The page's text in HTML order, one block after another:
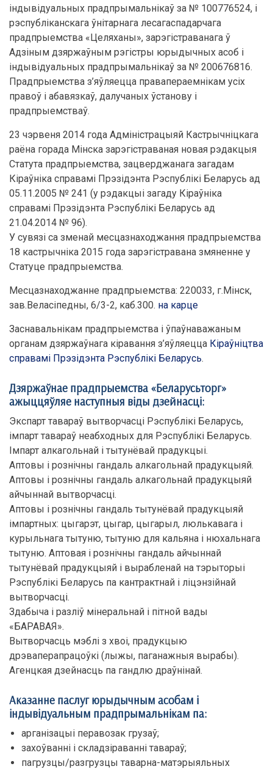
індывідуальных прадпрымальнікаў за № 100776524, і
рэспубліканскага ўнітарнага лесагаспадарчага
прадпрыемства «Целяханы», зарэгістраванага ў
Адзіным дзяржаўным рэгістры юрыдычных асоб і
індывідуальных прадпрымальнікаў за № 200676816.
Прадпрыемства з’яўляецца правапераемнікам усіх
правоў і абавязкаў, далучаных ўстанову і
прадпрыемстваў.
23 чэрвеня 2014 года Адміністрацыяй Кастрычніцкага
раёна горада Мінска зарэгістраваная новая рэдакцыя
Статута прадпрыемства, зацверджанага загадам
Кіраўніка справамі Прэзідэнта Рэспублікі Беларусь ад
05.11.2005 № 241 (у рэдакцыі загаду Кіраўніка
справамі Прэзідэнта Рэспублікі Беларусь ад
21.04.2014 № 96).
У сувязі са зменай месцазнаходжання прадпрыемства
18 кастрычніка 2015 года зарэгістравана змяненне у
Статуце прадпрыемства.
Месцазнаходжанне прадпрыемства: 220033, г.Мінск,
зав.Веласіпедны, 6/3-2, каб.300. на карце
Заснавальнікам прадпрыемства і ўпаўнаважаным
органам дзяржаўнага кіравання з’яўляецца Кіраўніцтва
справамі Прэзідэнта Рэспублікі Беларусь.
Дзяржаўнае прадпрыемства «Беларусьторг»
ажыццяўляе наступныя віды дзейнасці:
Экспарт тавараў вытворчасці Рэспублікі Беларусь,
імпарт тавараў неабходных для Рэспублікі Беларусь.
Імпарт алкагольнай і тытунёвай прадукцыі.
Аптовы і рознічны гандаль алкагольнай прадукцыяй.
Аптовы і рознічны гандаль алкагольнай прадукцыяй
айчыннай вытворчасці.
Аптовы і рознічны гандаль тытунёвай прадукцыяй
імпартных: цыгарэт, цыгар, цыгарыл, люлькавага і
курыльнага тытуню, тытуню для кальяна і нюхальнага
тытуню. Аптовая і рознічны гандаль айчыннай
тытунёвай прадукцыяй і вырабленай на тэрыторыі
Рэспублікі Беларусь па кантрактнай і ліцэнзійнай
вытворчасці.
Здабыча і разліў мінеральнай і пітной вады
«БАРАВАЯ».
Вытворчасць мэблі з хвоі, прадукцыю
дрэваперапрацоўкі (лыжы, паганажныя вырабы).
Агенцкая дзейнасць па гандлю драўнінай.
Аказанне паслуг юрыдычным асобам і
індывідуальным прадпрымальнікам па:
арганізацыі перавозак грузаў;
захоўванні і складзіраванні тавараў;
пагрузцы/разгрузцы таварна-матэрыяльных